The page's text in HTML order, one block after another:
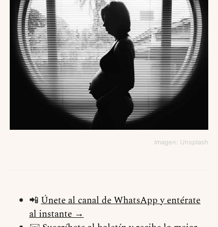
Imagen: Unsplash
📲 Únete al canal de WhatsApp y entérate
al instante →